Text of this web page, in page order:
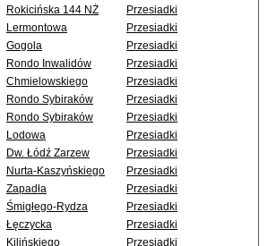
Rokicińska 144 NŻ
Przesiadki
Lermontowa
Przesiadki
Gogola
Przesiadki
Rondo Inwalidów
Przesiadki
Chmielowskiego
Przesiadki
Rondo Sybiraków
Przesiadki
Rondo Sybiraków
Przesiadki
Lodowa
Przesiadki
Dw. Łódź Zarzew
Przesiadki
Nurta-Kaszyńskiego
Przesiadki
Zapadła
Przesiadki
Śmigłego-Rydza
Przesiadki
Łęczycka
Przesiadki
Kilińskiego
Przesiadki